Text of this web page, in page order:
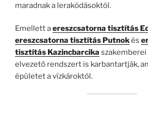
maradnak a lerakódásoktól.
Emellett aereszcsatorna tisztítás
ereszcsatorna tisztítás Putnokés
tisztítás Kazincbarcika szakemberei
elvezető rendszert is karbantartják,
épületet a vízkároktól.